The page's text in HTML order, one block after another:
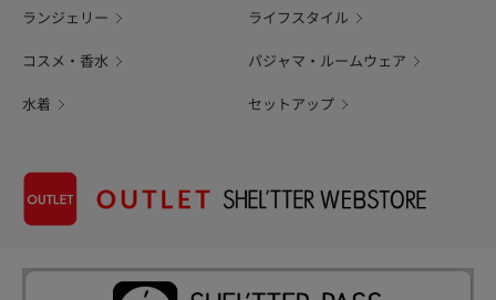
ランジェリー ライフスタイル
コスメ・香水 パジャマ・ルームウェア
水着 セットアップ